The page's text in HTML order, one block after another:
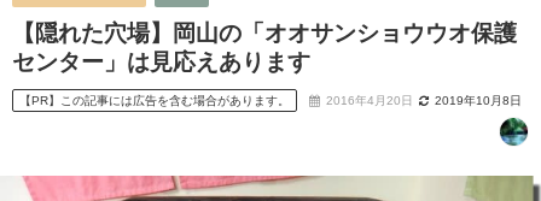
【隠れた穴場】岡山の「オオサンショウウオ保護
センター」は見応えあります
【PR】この記事には広告を含む場合があります。 2016年4月20日 2019年10月8日